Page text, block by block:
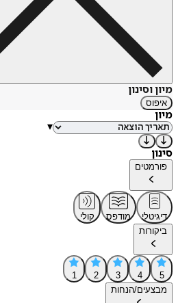
מיון וסינון
איפוס
מיון
▾
סינון
פורמטים
דיגיטלי מודפס
קולי
ביקורות
5
4
3
2
1
מבצעים/הנחות